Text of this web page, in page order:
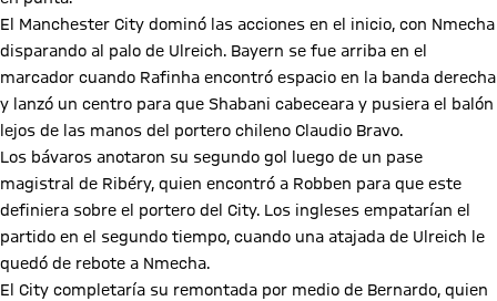
El Manchester City dominó las acciones en el inicio, con Nmecha
disparando al palo de Ulreich. Bayern se fue arriba en el
marcador cuando Rafinha encontró espacio en la banda derecha
y lanzó un centro para que Shabani cabeceara y pusiera el balón
lejos de las manos del portero chileno Claudio Bravo.
Los bávaros anotaron su segundo gol luego de un pase
magistral de Ribéry, quien encontró a Robben para que este
definiera sobre el portero del City. Los ingleses empatarían el
partido en el segundo tiempo, cuando una atajada de Ulreich le
quedó de rebote a Nmecha.
El City completaría su remontada por medio de Bernardo, quien